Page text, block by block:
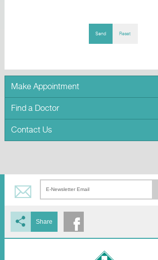
Send Reset
Make Appointment
Find a Doctor
Contact Us
Share